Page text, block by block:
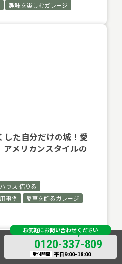
趣味を楽しむガレージ
した自分だけの城！愛
メリカンスタイルの
ウス 借りる
事例
愛車を飾るガレージ
0120-337-809
受付時間 平日9:00-18:00
お気軽にお問い合わせください